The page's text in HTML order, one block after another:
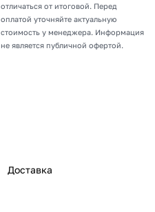
отличаться от итоговой. Перед
оплатой уточняйте актуальную
стоимость у менеджера. Информация
не является публичной офертой.
Доставка